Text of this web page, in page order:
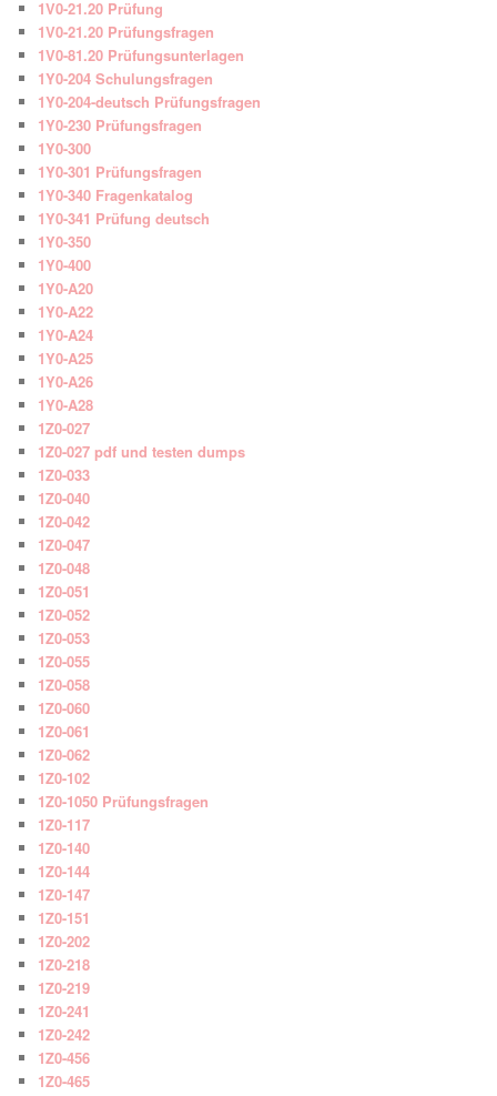
1V0-21.20 Prüfung
1V0-21.20 Prüfungsfragen
1V0-81.20 Prüfungsunterlagen
1Y0-204 Schulungsfragen
1Y0-204-deutsch Prüfungsfragen
1Y0-230 Prüfungsfragen
1Y0-300
1Y0-301 Prüfungsfragen
1Y0-340 Fragenkatalog
1Y0-341 Prüfung deutsch
1Y0-350
1Y0-400
1Y0-A20
1Y0-A22
1Y0-A24
1Y0-A25
1Y0-A26
1Y0-A28
1Z0-027
1Z0-027 pdf und testen dumps
1Z0-033
1Z0-040
1Z0-042
1Z0-047
1Z0-048
1Z0-051
1Z0-052
1Z0-053
1Z0-055
1Z0-058
1Z0-060
1Z0-061
1Z0-062
1Z0-102
1Z0-1050 Prüfungsfragen
1Z0-117
1Z0-140
1Z0-144
1Z0-147
1Z0-151
1Z0-202
1Z0-218
1Z0-219
1Z0-241
1Z0-242
1Z0-456
1Z0-465